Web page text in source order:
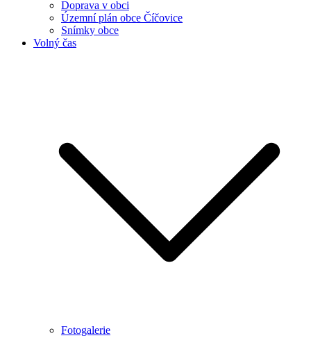
Doprava v obci
Územní plán obce Číčovice
Snímky obce
Volný čas
Fotogalerie